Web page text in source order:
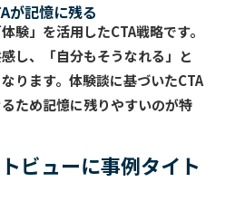
が記憶に残る
験」を活用したCTA戦略です。
し、「自分もそうなれる」と
ります。体験談に基づいたCTA
ため記憶に残りやすいのが特
ビューに事例タイト